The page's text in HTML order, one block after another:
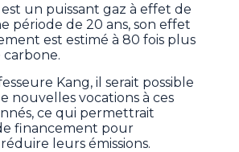
un puissant gaz à effet de
période de 20 ans, son effet
est estimé à 80 fois plus
Kang, il serait possible
nouvelles vocations à ces
ce qui permettrait
financement pour
leurs émissions.